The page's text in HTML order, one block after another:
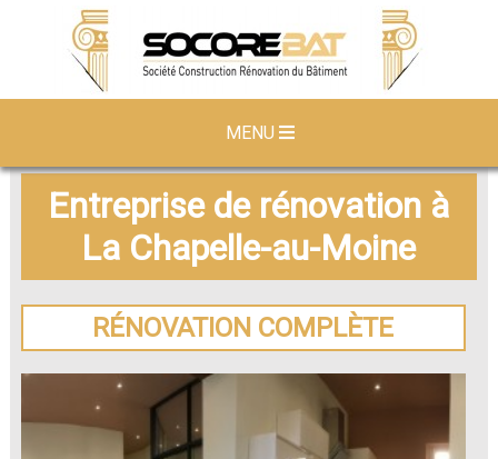
MENU
Entreprise de rénovation à
La Chapelle-au-Moine
RÉNOVATION COMPLÈTE